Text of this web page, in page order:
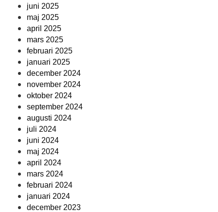
juni 2025
maj 2025
april 2025
mars 2025
februari 2025
januari 2025
december 2024
november 2024
oktober 2024
september 2024
augusti 2024
juli 2024
juni 2024
maj 2024
april 2024
mars 2024
februari 2024
januari 2024
december 2023